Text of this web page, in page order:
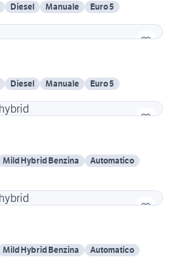
Diesel Manuale
Euro 5
Diesel Manuale
Euro 5
Mild Hybrid Benzina
Automatico
Mild Hybrid Benzina
Automatico